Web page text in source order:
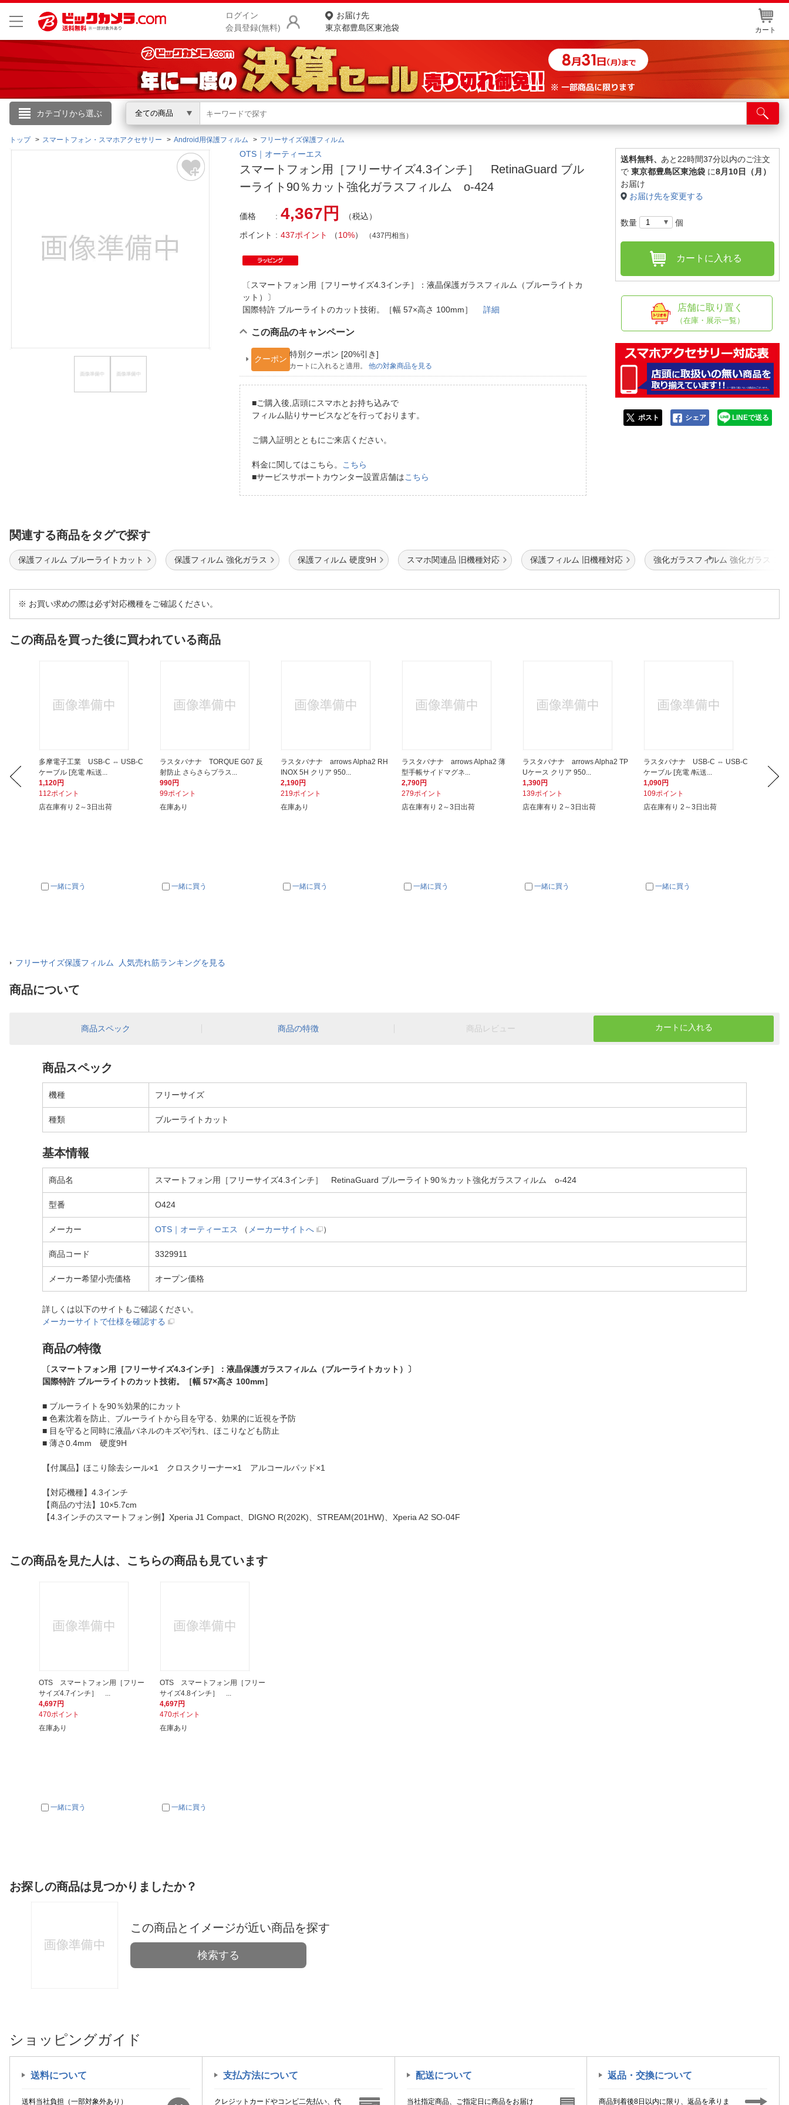
ログイン
会員登録(無料)
お届け先
東京都豊島区東池袋
カート
カテゴリから選ぶ 全ての商品
こんにちは
ログイン
閲覧履歴
商品をさがす
ランキングからさがす
カテゴリ一覧からさがす
お客様サポート
店舗サービス
ネット取り置き
店舗情報・店舗一覧
IR情報
トップ スマートフォン・スマホアクセサリー Android用保護フィルム フリーサイズ保護フィルム
OTS｜オーティーエス
スマートフォン用［フリーサイズ4.3インチ］ RetinaGuard ブル
ーライト90％カット強化ガラスフィルム o-424
価格 4,367円
（税込）
ポイント
437ポイント （10%） （437円相当）
〔スマートフォン用［フリーサイズ4.3インチ］：液晶保護ガラスフィルム（ブルーライトカ
ット）〕
国際特許 ブルーライトのカット技術。［幅 57×高さ 100mm］詳細
この商品のキャンペーン
クーポン
特別クーポン [20%引き]
カートに入れると適用。他の対象商品を見る
■ご購入後,店頭にスマホとお持ち込みで
フィルム貼りサービスなどを行っております。
ご購入証明とともにご来店ください。
料金に関してはこちら。 こちら
■サービスサポートカウンター設置店舗はこちら
送料無料、 あと22時間37分以内のご注文
で 東京都豊島区東池袋 に8月10日（月）
お届け
お届け先を変更する
数量 個
カートに入れる
店舗に取り置く
（在庫・展示一覧）
ポスト シェア LINEで送る
関連する商品をタグで探す
保護フィルム ブルーライトカット 保護フィルム 強化ガラス 保護フィルム 硬度9H スマホ関連品 旧機種対応 保護フィルム 旧機種対応 強化ガラスフィルム 強化ガラス
※ お買い求めの際は必ず対応機種をご確認ください。
この商品を買った後に買われている商品
多摩電子工業 USB-C ⇔ USB-C
ケーブル [充電 /転送...
1,120円
112ポイント
店在庫有り 2～3日出荷
一緒に買う
ラスタバナナ TORQUE G07 反
射防止 さらさらプラス...
990円
99ポイント
在庫あり
一緒に買う
ラスタバナナ arrows Alpha2 RH
INOX 5H クリア 950...
2,190円
219ポイント
在庫あり
一緒に買う
ラスタバナナ arrows Alpha2 薄
型手帳サイドマグネ...
2,790円
279ポイント
店在庫有り 2～3日出荷
一緒に買う
ラスタバナナ arrows Alpha2 TP
Uケース クリア 950...
1,390円
139ポイント
店在庫有り 2～3日出荷
一緒に買う
ラスタバナナ USB-C ⇔ USB-C
ケーブル [充電 /転送...
1,090円
109ポイント
店在庫有り 2～3日出荷
一緒に買う
ラス
1,350円
フリーサイズ保護フィルム 人気売れ筋ランキングを見る
商品について
カートに入れる
商品スペック 商品の特徴 商品レビュー
商品スペック
機種 フリーサイズ
種類 ブルーライトカット
基本情報
商品名 スマートフォン用［フリーサイズ4.3インチ］ RetinaGuard ブルーライト90％カット強化ガラスフィルム o-424
型番 O424
メーカー OTS｜オーティーエス （ メーカーサイトへ ）
商品コード 3329911
メーカー希望小売価格 オープン価格
詳しくは以下のサイトもご確認ください。
メーカーサイトで仕様を確認する
商品の特徴
〔スマートフォン用［フリーサイズ4.3インチ］：液晶保護ガラスフィルム（ブルーライトカット）〕
国際特許 ブルーライトのカット技術。［幅 57×高さ 100mm］
■ ブルーライトを90％効果的にカット
■ 色素沈着を防止、ブルーライトから目を守る、効果的に近視を予防
■ 目を守ると同時に液晶パネルのキズや汚れ、ほこりなども防止
■ 薄さ0.4mm 硬度9H
【付属品】ほこり除去シール×1 クロスクリーナー×1 アルコールパッド×1
【対応機種】4.3インチ
【商品の寸法】10×5.7cm
【4.3インチのスマートフォン例】Xperia J1 Compact、DIGNO R(202K)、STREAM(201HW)、Xperia A2 SO-04F
この商品を見た人は、こちらの商品も見ています
OTS スマートフォン用［フリー
サイズ4.7インチ］ ...
4,697円
470ポイント
在庫あり
一緒に買う
OTS スマートフォン用［フリー
サイズ4.8インチ］ ...
4,697円
470ポイント
在庫あり
一緒に買う
お探しの商品は見つかりましたか？
この商品とイメージが近い商品を探す
検索する
ショッピングガイド
送料について
送料当社負担（一部対象外あり）
支払方法について
クレジットカードやコンビ二先払い、代
配送について
当社指定商品、ご指定日に商品をお届け
返品・交換について
商品到着後8日以内に限り、返品を承りま